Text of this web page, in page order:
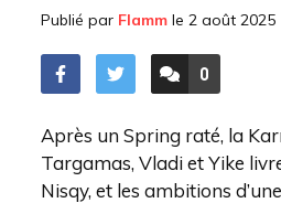
Publié par Flamm le 2 août 2025
ACCÉDER
0
Après un Spring raté, la
Targamas, Vladi et Yike
Nisqy, et les ambitions